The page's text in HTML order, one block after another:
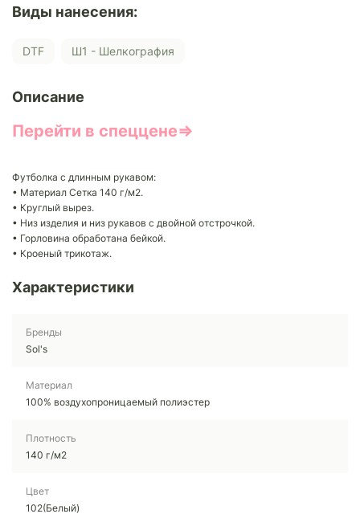
Виды нанесения:
DTF Ш1 - Шелкография
Описание
Перейти в спеццене⇒
Футболка с длинным рукавом:
• Материал Сетка 140 г/м2.
• Круглый вырез.
• Низ изделия и низ рукавов с двойной отстрочкой.
• Горловина обработана бейкой.
• Кроеный трикотаж.
Характеристики
Бренды
Sol's
Материал
100% воздухопроницаемый полиэстер
Плотность
140 г/м2
Цвет
102(Белый)